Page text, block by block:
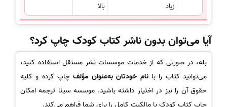
زیاد
بالا
آیا می‌توان بدون ناشر کتاب کودک چاپ کرد؟
بله، در صورتی که از خدمات موسسات نشر مستقل استفاده کنید،
می‌توانید کتاب را بانام خودتان به‌عنوان مؤلفچاپ کرده و کلیه
حقوق آن را نیز در اختیار داشته باشید. موسسه سینا ترجمه امکان